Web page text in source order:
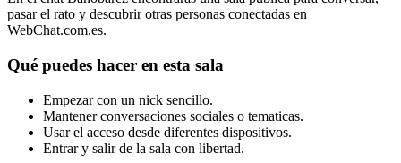
pasar el rato y descubrir otras personas conectadas en
WebChat.com.es.
Qué puedes hacer en esta sala
Empezar con un nick sencillo.
Mantener conversaciones sociales o tematicas.
Usar el acceso desde diferentes dispositivos.
Entrar y salir de la sala con libertad.